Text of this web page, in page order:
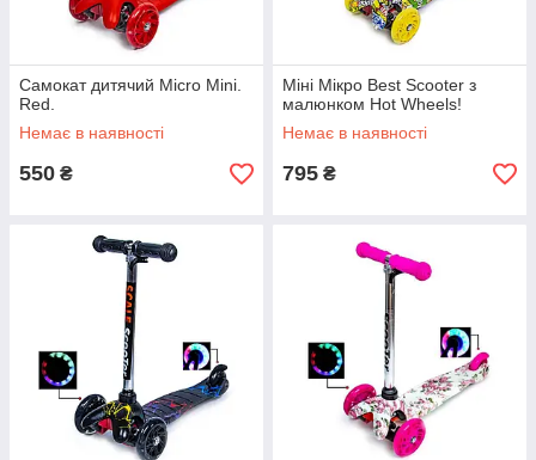
Самокат дитячий Micro Mini.
Red.
Немає в наявності
550 ₴
Міні Мікро Best Scooter з
малюнком Hot Wheels!
Немає в наявності
795 ₴